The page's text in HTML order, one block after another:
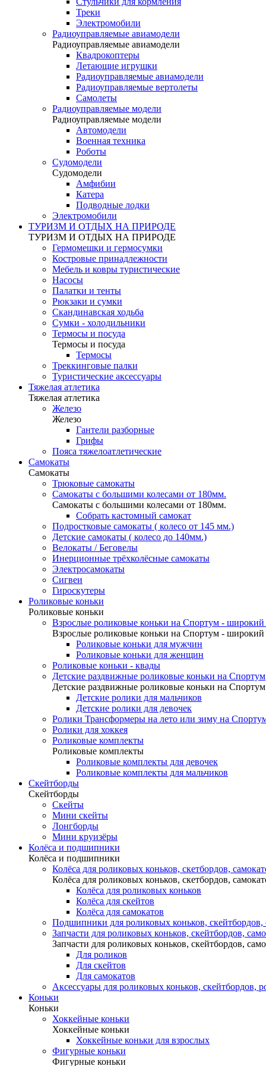
Треки
Электромобили
Радиоуправляемые авиамодели
Радиоуправляемые авиамодели
Квадрокоптеры
Летающие игрушки
Радиоуправляемые авиамодели
Радиоуправляемые вертолеты
Самолеты
Радиоуправляемые модели
Радиоуправляемые модели
Автомодели
Военная техника
Роботы
Судомодели
Судомодели
Амфибии
Катера
Подводные лодки
Электромобили
ТУРИЗМ И ОТДЫХ НА ПРИРОДЕ
ТУРИЗМ И ОТДЫХ НА ПРИРОДЕ
Гермомешки и гермосумки
Костровые принадлежности
Мебель и ковры туристические
Насосы
Палатки и тенты
Рюкзаки и сумки
Скандинавская ходьба
Сумки - холодильники
Термосы и посуда
Термосы и посуда
Термосы
Треккинговые палки
Туристические аксессуары
Тяжелая атлетика
Тяжелая атлетика
Железо
Железо
Гантели разборные
Грифы
Пояса тяжелоатлетические
Самокаты
Самокаты
Трюковые самокаты
Самокаты с большими колесами от 180мм.
Самокаты с большими колесами от 180мм.
Собрать кастомный самокат
Подростковые самокаты ( колесо от 145 мм.)
Детские самокаты ( колесо до 140мм.)
Велокаты / Беговелы
Инерционные трёхколёсные самокаты
Электросамокаты
Сигвеи
Гироскутеры
Роликовые коньки
Роликовые коньки
Взрослые роликовые коньки на Спортум - широкий
Взрослые роликовые коньки на Спортум - широкий
Роликовые коньки для мужчин
Роликовые коньки для женщин
Роликовые коньки - квады
Детские раздвижные роликовые коньки на Спортум
Детские раздвижные роликовые коньки на Спортум
Детские ролики для мальчиков
Детские ролики для девочек
Ролики Трансформеры на лето или зиму на
Ролики для хоккея
Роликовые комплекты
Роликовые комплекты
Роликовые комплекты для девочек
Роликовые комплекты для мальчиков
Скейтборды
Скейтборды
Скейты
Мини скейты
Лонгборды
Мини круизёры
Колёса и подшипники
Колёса и подшипники
Колёса для роликовых коньков, скетбордов,
Колёса для роликовых коньков, скетбордов,
Колёса для роликовых коньков
Колёса для скейтов
Колёса для самокатов
Подшипники для роликовых коньков, скейтбордов,
Запчасти для роликовых коньков, скейтбордов,
Запчасти для роликовых коньков, скейтбордов,
Для роликов
Для скейтов
Для самокатов
Аксессуары для роликовых коньков, скейтбордов,
Коньки
Коньки
Хоккейные коньки
Хоккейные коньки
Хоккейные коньки для взрослых
Фигурные коньки
Фигурные коньки